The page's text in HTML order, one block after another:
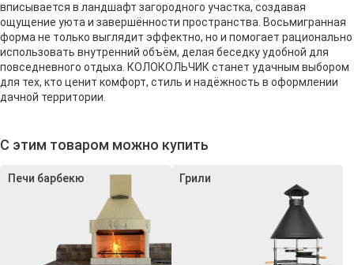
вписывается в ландшафт загородного участка, создавая
ощущение уюта и завершённости пространства. Восьмигранная
форма не только выглядит эффектно, но и помогает рационально
использовать внутренний объём, делая беседку удобной для
повседневного отдыха. КОЛОКОЛЬЧИК станет удачным выбором
для тех, кто ценит комфорт, стиль и надёжность в оформлении
дачной территории.
С этим товаром можно купить
Печи барбекю Грили